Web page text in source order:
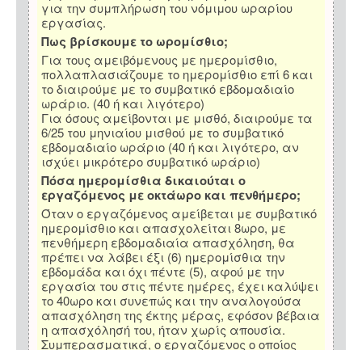
για την συμπλήρωση του νόμιμου ωραρίου
εργασίας.
Πως βρίσκουμε το ωρομίσθιο;
Για τους αμειβόμενους με ημερομίσθιο,
πολλαπλασιάζουμε το ημερομίσθιο επί 6 και
το διαιρούμε με το συμβατικό εβδομαδιαίο
ωράριο. (40 ή και λιγότερο)
Για όσους αμείβονται με μισθό, διαιρούμε τα
6/25 του μηνιαίου μισθού με το συμβατικό
εβδομαδιαίο ωράριο (40 ή και λιγότερο, αν
ισχύει μικρότερο συμβατικό ωράριο)
Πόσα ημερομίσθια δικαιούται ο
εργαζόμενος με οκτάωρο και πενθήμερο;
Όταν ο εργαζόμενος αμείβεται με συμβατικό
ημερομίσθιο και απασχολείται 8ωρο, με
πενθήμερη εβδομαδιαία απασχόληση, θα
πρέπει να λάβει έξι (6) ημερομίσθια την
εβδομάδα και όχι πέντε (5), αφού με την
εργασία του στις πέντε ημέρες, έχει καλύψει
το 40ωρο και συνεπώς και την αναλογούσα
απασχόληση της έκτης μέρας, εφόσον βέβαια
η απασχόλησή του, ήταν χωρίς απουσία.
Συμπερασματικά, ο εργαζόμενος ο οποίος